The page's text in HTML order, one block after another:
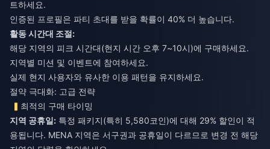
트하세요.
인증된 프로필은 파티 초대를 받을 확률이 40% 더 높습니다.
활동 시간대 조절:
해당 지역의 피크 시간대(현지 시간 오후 7~10시)에 구매하세요.
지역별 미션 및 이벤트에 참여하세요.
실제 현지 사용자와 유사한 이용 패턴을 유지하세요.
절약 극대화: 고급 전략
최적의 구매 타이밍
지역 공휴일: 특정 패키지(특히 5,580코인)에 대해 29% 할인이 적
용됩니다. MENA 지역은 서구권과 공휴일이 다르므로 변경 전 해당